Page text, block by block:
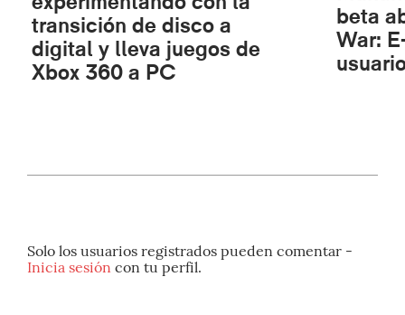
transición de disco a
digital y lleva juegos de
Xbox 360 a PC
beta
War:
Solo los usuarios registrados pueden comentar -
Inicia sesión con tu perfil.